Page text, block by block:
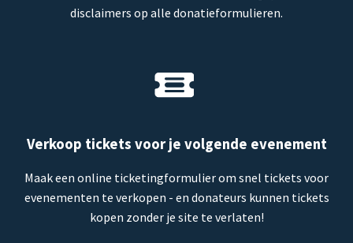
disclaimers op alle donatieformulieren.
Verkoop tickets voor je volgende evenement
Maak een online ticketingformulier om snel tickets voor
evenementen te verkopen - en donateurs kunnen tickets
kopen zonder je site te verlaten!